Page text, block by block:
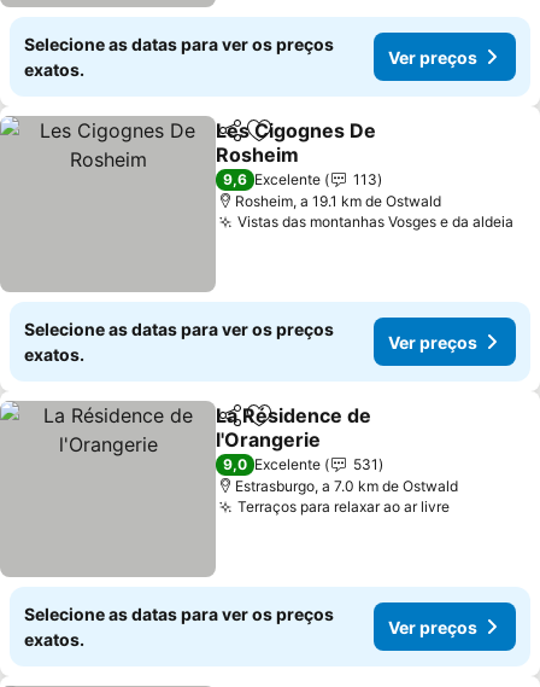
Selecione as datas para ver os preços
exatos.
Ver preços
PartilharAdicionar aos favoritos
Les Cigognes De
Rosheim
9,6 Excelente
113
Rosheim, a 19.1 km de Ostwald
Vistas das montanhas Vosges e da aldeia
Selecione as datas para ver os preços
exatos.
Ver preços
PartilharAdicionar aos favoritos
La Résidence de
l'Orangerie
9,0 Excelente
531
Estrasburgo, a 7.0 km de Ostwald
Terraços para relaxar ao ar livre
Selecione as datas para ver os preços
exatos.
Ver preços